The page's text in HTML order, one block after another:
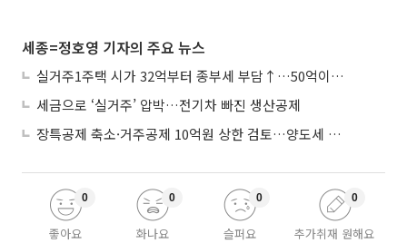
세종=정호영 기자의 주요 뉴스
실거주1주택 시가 32억부터 종부세 부담↑…50억이면 454→979만원
세금으로 ‘실거주’ 압박…전기차 빠진 생산공제
장특공제 축소·거주공제 10억원 상한 검토…양도세 실거주 중심 개편
좋아요
0
화나요
0
슬퍼요
0
추가취재 원해요
0